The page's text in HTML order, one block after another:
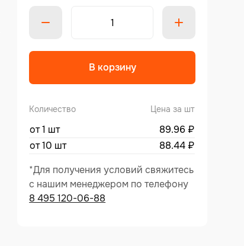
В корзину
Количество Цена за шт
от 1 шт 89.96 ₽
от 10 шт
88.44 ₽
*Для получения условий свяжитесь
с нашим менеджером по телефону
8 495 120-06-88